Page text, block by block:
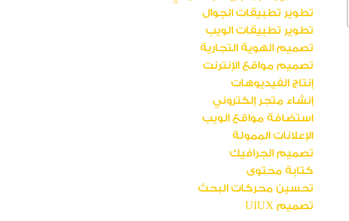
تطوير تطبيقات الجوال
تطوير تطبيقات الويب
تصميم الهوية التجارية
تصميم مواقع الإنترنت
إنتاج الفيديوهات
إنشاء متجر إلكتروني
استضافة مواقع الويب
الإعلانات الممولة
تصميم الجرافيك
كتابة محتوى
تحسين محركات البحث
تصميم UIUX